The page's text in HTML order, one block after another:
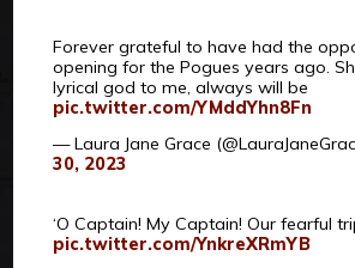
Forever grateful to have had the
opening for the Pogues years ago.
lyrical god to me, always will be
pic.twitter.com/YMddYhn8Fn
— Laura Jane Grace
30, 2023
‘O Captain! My Captain! Our fearful
pic.twitter.com/YnkreXRmYB